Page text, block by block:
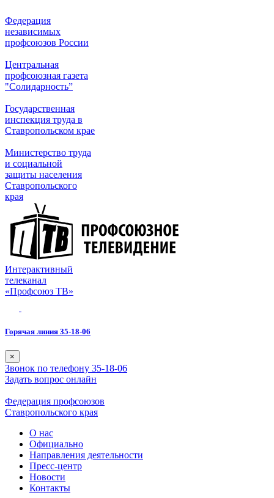
Федерация
независимых
профсоюзов России
Центральная
профсоюзная газета
"Солидарность”
Государственная
инспекция труда в
Ставропольском крае
Министерство труда
и социальной
защиты населения
Ставропольского
края
Интерактивный
телеканал
«Профсоюз ТВ»
Горячая линия 35-18-06
×
Звонок по телефону 35-18-06
Задать вопрос онлайн
Федерация профсоюзов
Ставропольского края
О нас
Официально
Направления деятельности
Пресс-центр
Новости
Контакты